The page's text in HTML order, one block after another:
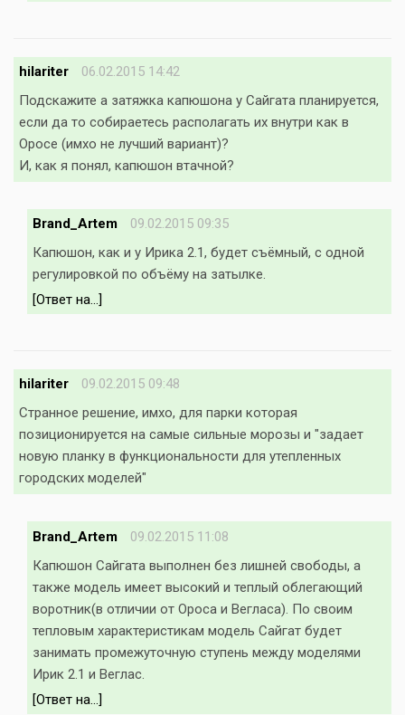
hilariter
06.02.2015 14:42
Подскажите а затяжка капюшона у Сайгата планируется,
если да то собираетесь располагать их внутри как в
Оросе (имхо не лучший вариант)?
И, как я понял, капюшон втачной?
Brand_Artem
09.02.2015 09:35
Капюшон, как и у Ирика 2.1, будет съёмный, с одной
регулировкой по объёму на затылке.
[Ответ на...]
hilariter
09.02.2015 09:48
Странное решение, имхо, для парки которая
позиционируется на самые сильные морозы и "задает
новую планку в функциональности для утепленных
городских моделей"
Brand_Artem
09.02.2015 11:08
Капюшон Сайгата выполнен без лишней свободы, а
также модель имеет высокий и теплый облегающий
воротник(в отличии от Ороса и Вегласа). По своим
тепловым характеристикам модель Сайгат будет
занимать промежуточную ступень между моделями
Ирик 2.1 и Веглас.
[Ответ на...]